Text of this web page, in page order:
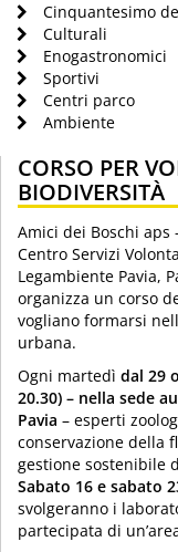
Cinquantesimo
Culturali
Enogastronomici
Sportivi
Centri parco
Ambiente
CORSO PER
BIODIVERSITÀ
Amici dei Boschi aps
Centro Servizi
Legambiente Pavia,
organizza un corso
vogliano formarsi
urbana.
Ogni martedì dal 29
20.30) – nella sede
Pavia – esperti
conservazione della
gestione sostenibile
Sabato 16 e sabato
svolgeranno i
partecipata di